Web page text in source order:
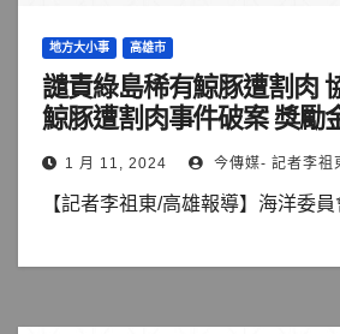
地方大小事 高雄市
譴責綠島稀有鯨豚遭割肉
鯨豚遭割肉事件破案 獎勵
1 月 11, 2024 今傳媒- 記者李祖
【記者李祖東/高雄報導】海洋委